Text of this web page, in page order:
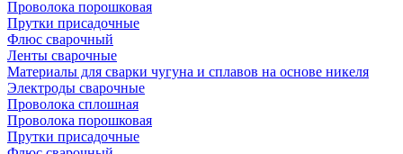
Проволока порошковая
Прутки присадочные
Флюс сварочный
Ленты сварочные
Материалы для сварки чугуна и сплавов на основе никеля
Электроды сварочные
Проволока сплошная
Проволока порошковая
Прутки присадочные